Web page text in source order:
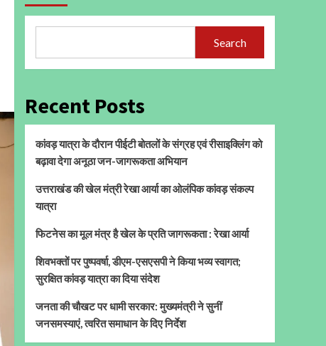
Search
Recent Posts
कांवड़ यात्रा के दौरान पीईटी बोतलों के संग्रह एवं रीसाइक्लिंग को
बढ़ावा देगा अनूठा जन-जागरूकता अभियान
उत्तराखंड की खेल मंत्री रेखा आर्या का ओलंपिक कांवड़ संकल्प
यात्रा
फिटनेस का मूल मंत्र है खेल के प्रति जागरूकता : रेखा आर्या
शिवभक्तों पर पुष्पवर्षा, डीएम-एसएसपी ने किया भव्य स्वागत;
सुरक्षित कांवड़ यात्रा का दिया संदेश
जनता की चौखट पर धामी सरकार: मुख्यमंत्री ने सुनीं
जनसमस्याएं, त्वरित समाधान के दिए निर्देश